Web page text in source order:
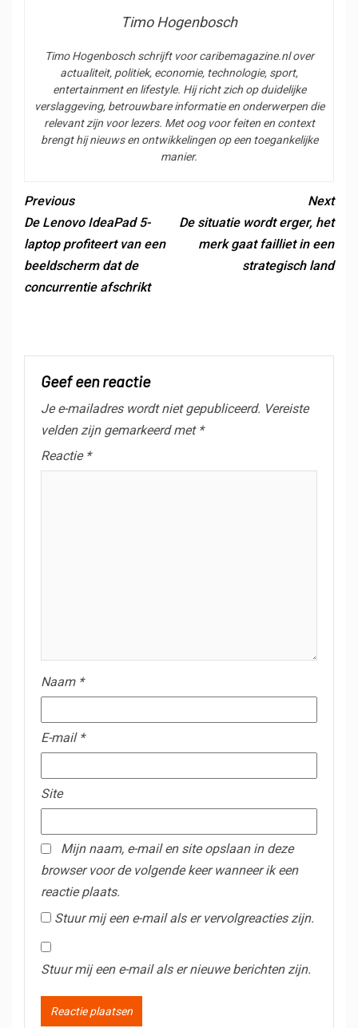
Timo Hogenbosch
Timo Hogenbosch schrijft voor caribemagazine.nl over
actualiteit, politiek, economie, technologie, sport,
entertainment en lifestyle. Hij richt zich op duidelijke
verslaggeving, betrouwbare informatie en onderwerpen die
relevant zijn voor lezers. Met oog voor feiten en context
brengt hij nieuws en ontwikkelingen op een toegankelijke
manier.
Previous
De Lenovo IdeaPad 5-
laptop profiteert van een
beeldscherm dat de
concurrentie afschrikt
Next
De situatie wordt erger, het
merk gaat failliet in een
strategisch land
Geef een reactie
Je e-mailadres wordt niet gepubliceerd. Vereiste
velden zijn gemarkeerd met *
Reactie *
Naam *
E-mail *
Site
Mijn naam, e-mail en site opslaan in deze
browser voor de volgende keer wanneer ik een
reactie plaats.
Stuur mij een e-mail als er vervolgreacties zijn.
Stuur mij een e-mail als er nieuwe berichten zijn.